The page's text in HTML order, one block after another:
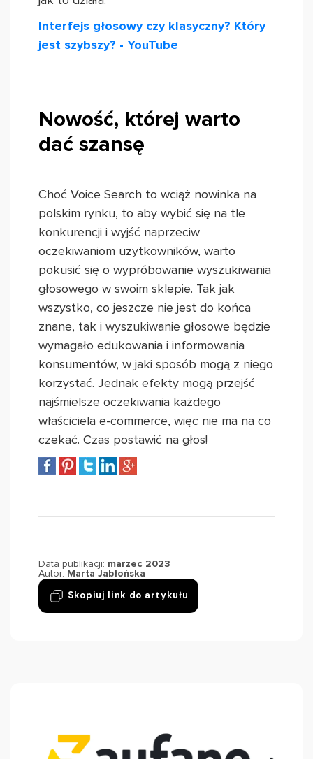
Interfejs głosowy czy klasyczny? Który
jest szybszy? - YouTube
Nowość, której warto
dać szansę
Choć Voice Search to wciąż nowinka na
polskim rynku, to aby wybić się na tle
konkurencji i wyjść naprzeciw
oczekiwaniom użytkowników, warto
pokusić się o wypróbowanie wyszukiwania
głosowego w swoim sklepie. Tak jak
wszystko, co jeszcze nie jest do końca
znane, tak i wyszukiwanie głosowe będzie
wymagało edukowania i informowania
konsumentów, w jaki sposób mogą z niego
korzystać. Jednak efekty mogą przejść
najśmielsze oczekiwania każdego
właściciela e-commerce, więc nie ma na co
czekać. Czas postawić na głos!
Data publikacji: marzec 2023
Autor: Marta Jabłońska
Skopiuj link do artykułu